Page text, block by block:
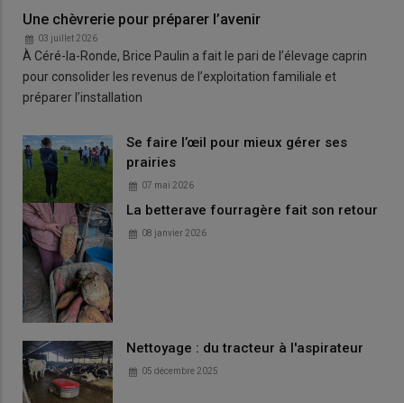
Une chèvrerie pour préparer l’avenir
03 juillet 2026
À Céré-la-Ronde, Brice Paulin a fait le pari de l’élevage caprin
pour consolider les revenus de l’exploitation familiale et
préparer l’installation
Se faire l’œil pour mieux gérer ses
prairies
07 mai 2026
La betterave fourragère fait son retour
08 janvier 2026
Nettoyage : du tracteur à l'aspirateur
05 décembre 2025